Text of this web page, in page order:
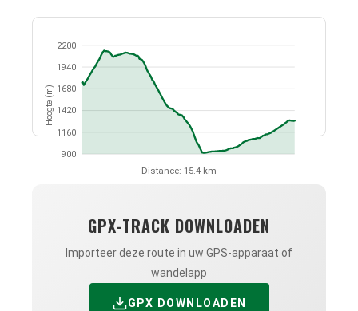
2200
1940
1680
1420
1160
900
Hoogte (m)
Distance: 15.4 km
GPX-TRACK DOWNLOADEN
Importeer deze route in uw GPS-apparaat of
wandelapp
GPX DOWNLOADEN